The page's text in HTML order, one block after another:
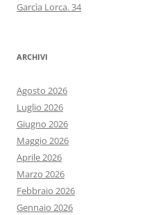
Garcìa Lorca. 34
ARCHIVI
Agosto 2026
Luglio 2026
Giugno 2026
Maggio 2026
Aprile 2026
Marzo 2026
Febbraio 2026
Gennaio 2026